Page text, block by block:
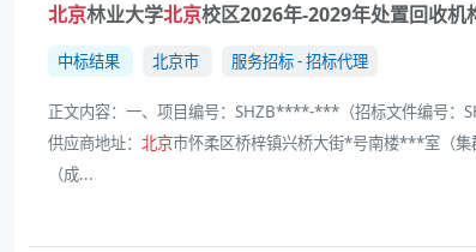
北京林业大学北京校区2026年-2029年处置回收机
中标结果 北京市 服务招标 - 招标代理
正文内容：一、项目编号：SHZB****-***（招标文件编号：
供应商地址： 北京市怀柔区桥梓镇兴桥大街*号南楼***室（
（成...